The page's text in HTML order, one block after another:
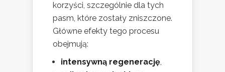
korzyści, szczególnie dla tych
pasm, które zostały zniszczone.
Główne efekty tego procesu
obejmują:
intensywną regenerację,